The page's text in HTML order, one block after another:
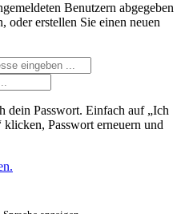
Benutzern abgegeben
oder erstellen Sie einen neuen
dein Passwort. Einfach auf „Ich
klicken, Passwort erneuern und